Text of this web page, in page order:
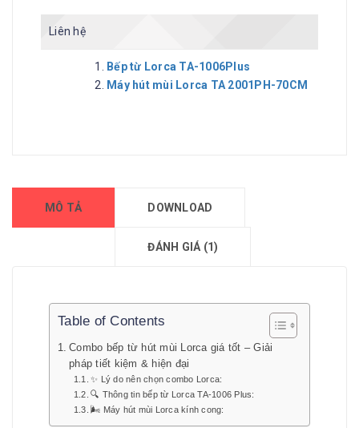
Liên hệ
Bếp từ Lorca TA-1006Plus
Máy hút mùi Lorca TA 2001PH-70CM
MÔ TẢ DOWNLOAD
ĐÁNH GIÁ (1)
Table of Contents
Combo bếp từ hút mùi Lorca giá tốt – Giải
pháp tiết kiệm & hiện đại
✨ Lý do nên chọn combo Lorca:
🔍 Thông tin bếp từ Lorca TA-1006 Plus:
🌬️ Máy hút mùi Lorca kính cong: